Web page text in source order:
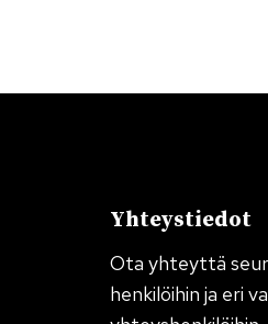
Yhteystiedot
Ota yhteyttä
henkilöihin ja eri